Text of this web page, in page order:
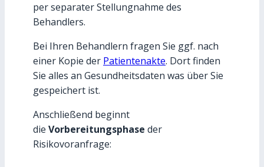
per separater Stellungnahme des
Behandlers.
Bei Ihren Behandlern fragen Sie ggf. nach
einer Kopie der Patientenakte. Dort finden
Sie alles an Gesundheitsdaten was über Sie
gespeichert ist.
Anschließend beginnt
die Vorbereitungsphase der
Risikovoranfrage: